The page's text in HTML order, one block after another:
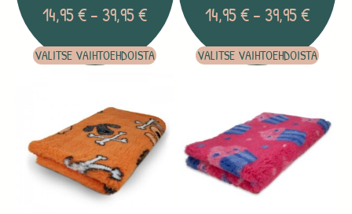
14,95€– 39,95€
VALITSE VAIHTOEHDOISTA
14,95€ – 39,95€
VALITSE VAIHTOEHDOISTA